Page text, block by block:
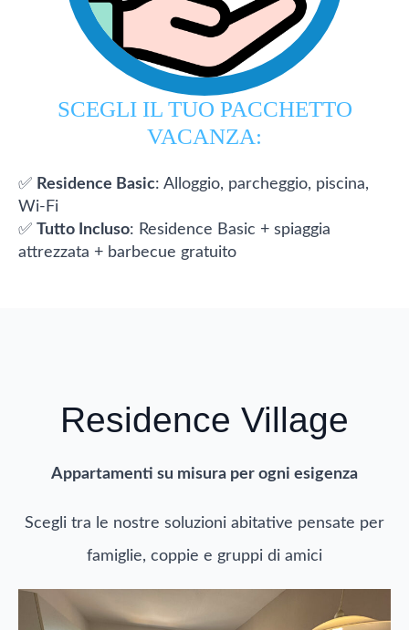
SCEGLI IL TUO PACCHETTO
VACANZA:
✅ Residence Basic: Alloggio, parcheggio, piscina,
Wi-Fi
✅ Tutto Incluso: Residence Basic + spiaggia
attrezzata + barbecue gratuito
Residence Village
Appartamenti su misura per ogni esigenza
Scegli tra le nostre soluzioni abitative pensate per
famiglie, coppie e gruppi di amici